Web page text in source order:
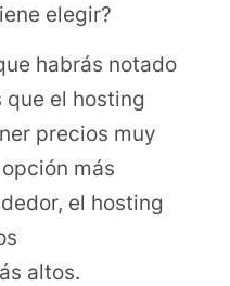
elegir?
habrás notado
que el hosting
precios muy
más
el hosting
altos.